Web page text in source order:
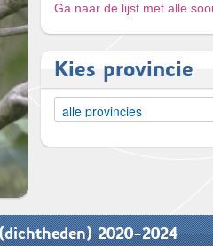
Ga naar de lijst met alle
Kies provincie
2020-2024